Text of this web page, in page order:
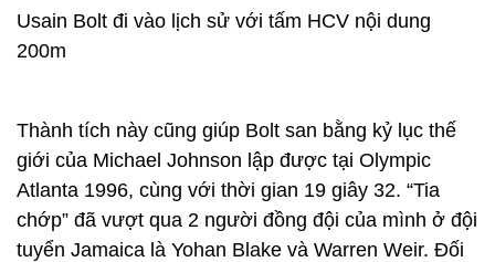
Usain Bolt đi vào lịch sử với tấm HCV nội dung
200m
Thành tích này cũng giúp Bolt san bằng kỷ lục thế
giới của Michael Johnson lập được tại Olympic
Atlanta 1996, cùng với thời gian 19 giây 32. “Tia
chớp” đã vượt qua 2 người đồng đội của mình ở đội
tuyển Jamaica là Yohan Blake và Warren Weir. Đối